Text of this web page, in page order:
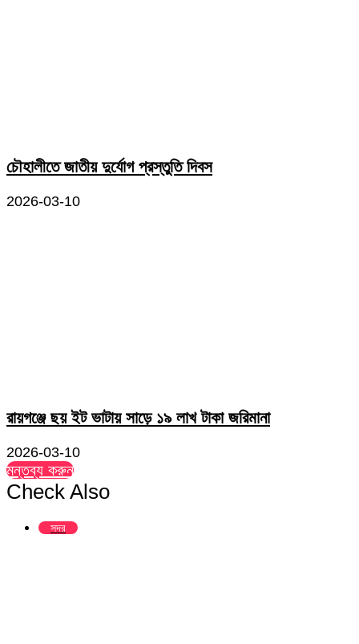
চৌহালীতে জাতীয় দুর্যোগ প্রস্তুতি দিবস
2026-03-10
রায়গঞ্জে ছয় ইট ভাটায় সাড়ে ১৯ লাখ টাকা জরিমানা
2026-03-10
মন্তব্য করুন
Check Also
সদর